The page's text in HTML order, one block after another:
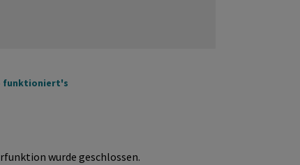
funktioniert's
wurde geschlossen.